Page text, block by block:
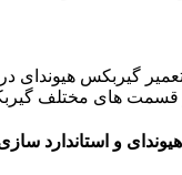
گیربکس
های مختلف
و استاندارد